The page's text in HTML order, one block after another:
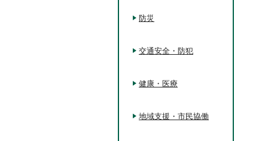
防災
交通安全・防犯
健康・医療
地域支援・市民協働